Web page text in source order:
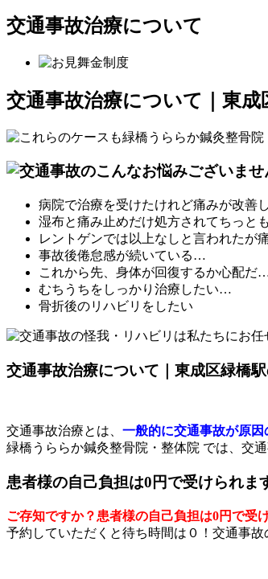
交通事故治療について
交通事故治療について ｜東
病院で治療を受けたけれど痛みが改善
湿布と痛み止めだけ処方されてちっと
レントゲンでは以上なしと言われたが
事故後倦怠感が続いている…
これから先、 身体が回復するか心配だ
むちうちをしっかり治療 したい…
骨折後のリハビリ をしたい
交通事故治療について｜東成区緑橋
交通事故治療とは、 一般的に交通事故が原因
緑橋うららか鍼灸整骨院・整体院 では、交
患者様の自己負担は0円で受けられ
ご存知ですか？患者様の自己負担は0円で受
予約していただくと待ち時間は０！ 交通事故